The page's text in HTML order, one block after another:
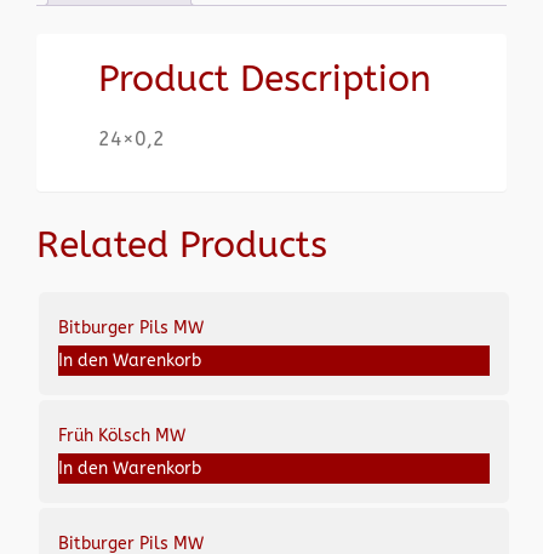
Product Description
24×0,2
Related Products
Bitburger Pils MW
In den Warenkorb
Früh Kölsch MW
In den Warenkorb
Bitburger Pils MW